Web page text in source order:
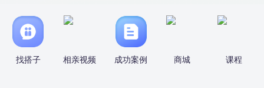
找搭子 相亲视频 成功案例 商城 课程